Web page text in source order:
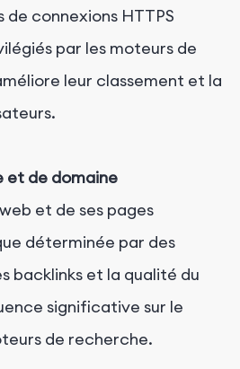
de connexions HTTPS
par les moteurs de
leur classement et la
et de domaine
et de ses pages
déterminée par des
backlinks et la qualité du
significative sur le
de recherche.